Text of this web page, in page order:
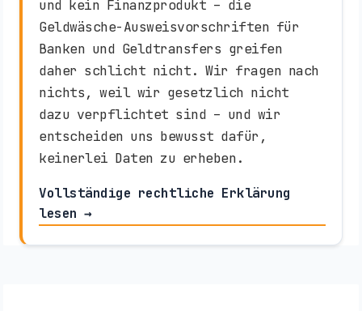
und kein Finanzprodukt – die
Geldwäsche-Ausweisvorschriften für
Banken und Geldtransfers greifen
daher schlicht nicht. Wir fragen nach
nichts, weil wir gesetzlich nicht
dazu verpflichtet sind – und wir
entscheiden uns bewusst dafür,
keinerlei Daten zu erheben.
Vollständige rechtliche Erklärung
lesen →